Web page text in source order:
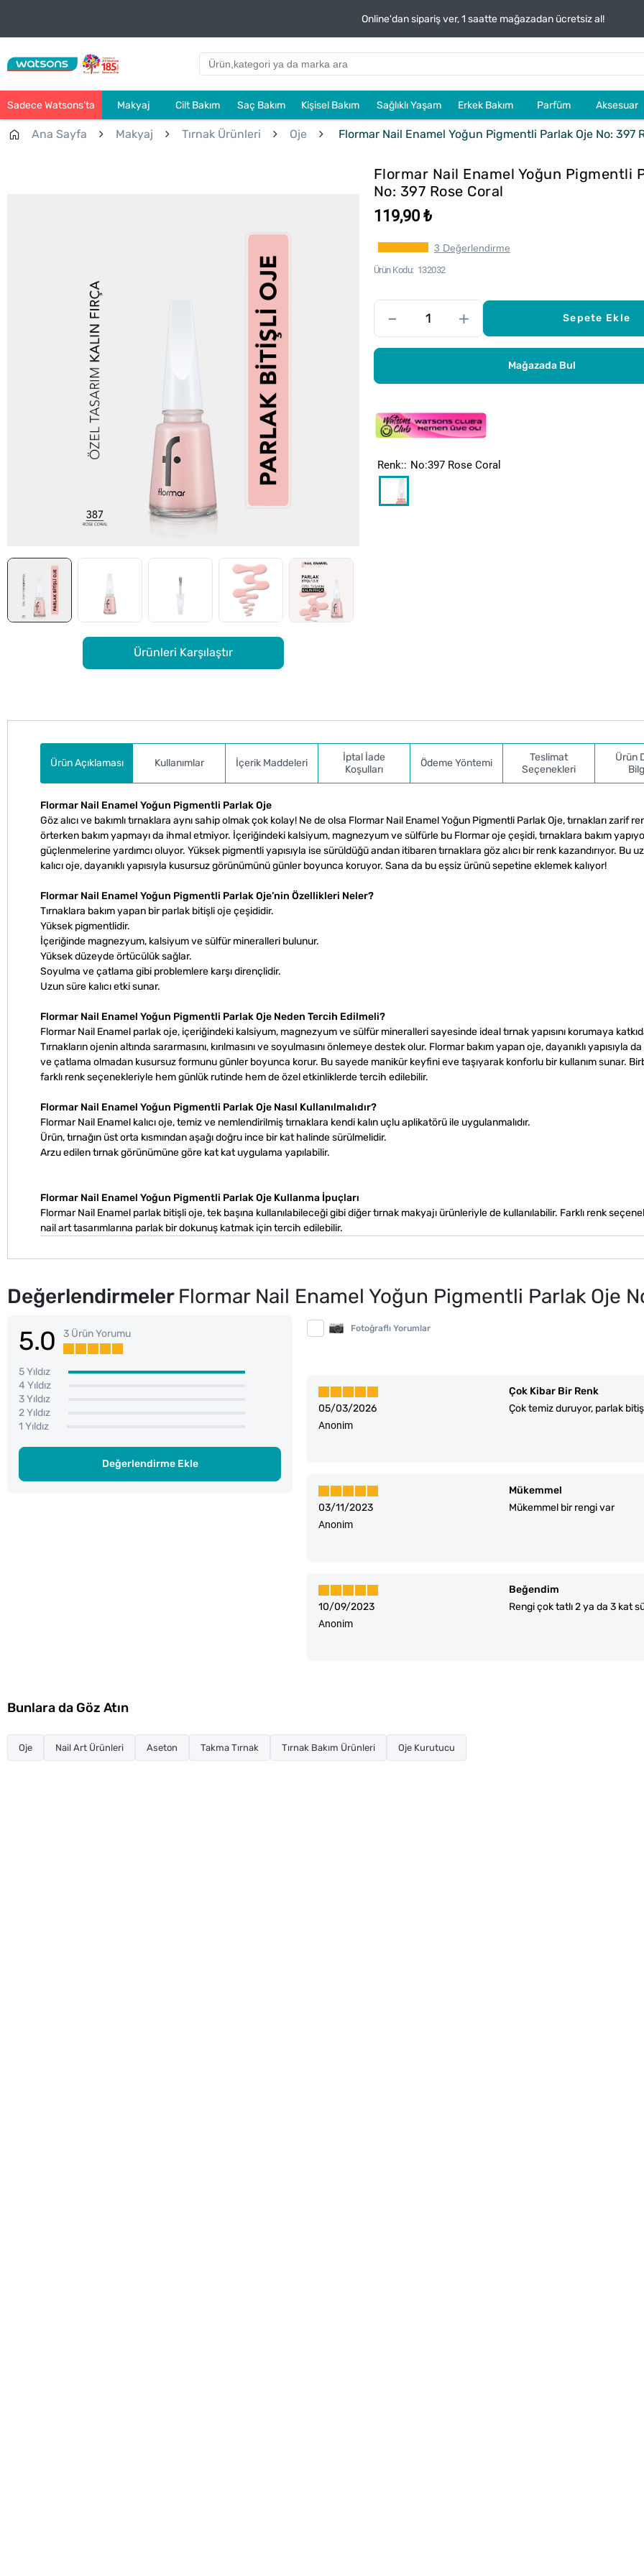
Online'dan sipariş ver, 1 saatte mağazadan ücretsiz al!
Sadece Watsons’ta Makyaj Cilt Bakım Saç Bakım Kişisel Bakım Sağlıklı Yaşam Erkek Bakım Parfüm Aksesuar
Ana Sayfa Makyaj Tırnak Ürünleri Oje Flormar Nail Enamel Yoğun Pigmentli Parlak Oje No: 397
Ürünleri Karşılaştır
Flormar Nail Enamel Yoğun Pigmentli
No: 397 Rose Coral
119,90 ₺
3 Değerlendirme
Ürün Kodu 132032
Renk: No:397 Rose Coral
– + Sepete Ekle
Mağazada Bul
Ürün Açıklaması
Kullanımlar İçerik Maddeleri
İptal İade
Koşulları
Ödeme Yöntemi
Teslimat
Seçenekleri
Ürün
Flormar Nail Enamel Yoğun Pigmentli Parlak Oje
Göz alıcı ve bakımlı tırnaklara aynı sahip olmak çok kolay! Ne de olsa Flormar Nail Enamel Yoğun Pigmentli Parlak Oje, tırnakları zarif
örterken bakım yapmayı da ihmal etmiyor. İçeriğindeki kalsiyum, magnezyum ve sülfürle bu Flormar oje çeşidi, tırnaklara bakım
güçlenmelerine yardımcı oluyor. Yüksek pigmentli yapısıyla ise sürüldüğü andan itibaren tırnaklara göz alıcı bir renk kazandırıyor. Bu
kalıcı oje, dayanıklı yapısıyla kusursuz görünümünü günler boyunca koruyor. Sana da bu eşsiz ürünü sepetine eklemek kalıyor!
Flormar Nail Enamel Yoğun Pigmentli Parlak Oje’nin Özellikleri Neler?
Tırnaklara bakım yapan bir parlak bitişli oje çeşididir.
Yüksek pigmentlidir.
İçeriğinde magnezyum, kalsiyum ve sülfür mineralleri bulunur.
Yüksek düzeyde örtücülük sağlar.
Soyulma ve çatlama gibi problemlere karşı dirençlidir.
Uzun süre kalıcı etki sunar.
Flormar Nail Enamel Yoğun Pigmentli Parlak Oje Neden Tercih Edilmeli?
Flormar Nail Enamel parlak oje, içeriğindeki kalsiyum, magnezyum ve sülfür mineralleri sayesinde ideal tırnak yapısını korumaya
Tırnakların ojenin altında sararmasını, kırılmasını ve soyulmasını önlemeye destek olur. Flormar bakım yapan oje, dayanıklı yapısıyla
ve çatlama olmadan kusursuz formunu günler boyunca korur. Bu sayede manikür keyfini eve taşıyarak konforlu bir kullanım sunar.
farklı renk seçenekleriyle hem günlük rutinde hem de özel etkinliklerde tercih edilebilir.
Flormar Nail Enamel Yoğun Pigmentli Parlak Oje Nasıl Kullanılmalıdır?
Flormar Nail Enamel kalıcı oje, temiz ve nemlendirilmiş tırnaklara kendi kalın uçlu aplikatörü ile uygulanmalıdır.
Ürün, tırnağın üst orta kısmından aşağı doğru ince bir kat halinde sürülmelidir.
Arzu edilen tırnak görünümüne göre kat kat uygulama yapılabilir.
Flormar Nail Enamel Yoğun Pigmentli Parlak Oje Kullanma İpuçları
Flormar Nail Enamel parlak bitişli oje, tek başına kullanılabileceği gibi diğer tırnak makyajı ürünleriyle de kullanılabilir. Farklı renk
nail art tasarımlarına parlak bir dokunuş katmak için tercih edilebilir.
Değerlendirmeler Flormar Nail Enamel Yoğun Pigmentli Parlak Oje
5.0 3 Ürün Yorumu
5 Yıldız
4 Yıldız
3 Yıldız
2 Yıldız
1 Yıldız
Değerlendirme Ekle
Fotoğraflı Yorumlar
05/03/2026
Çok Kibar Bir Renk
Çok temiz duruyor, parlak
Anonim
03/11/2023
Mükemmel
Mükemmel bir rengi var
Anonim
10/09/2023
Beğendim
Rengi çok tatlı 2 ya da 3 kat
Anonim
Bunlara da Göz Atın
Oje Nail Art Ürünleri Aseton Takma Tırnak Tırnak Bakım Ürünleri Oje Kurutucu